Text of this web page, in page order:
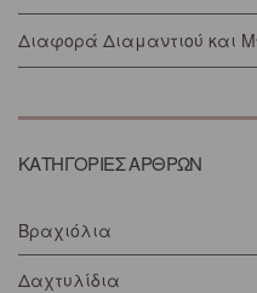
Διαφορά Διαμαντιού και
ΚΑΤΗΓΟΡΙΕΣ ΑΡΘΡΩΝ
Βραχιόλια
Δαχτυλίδια